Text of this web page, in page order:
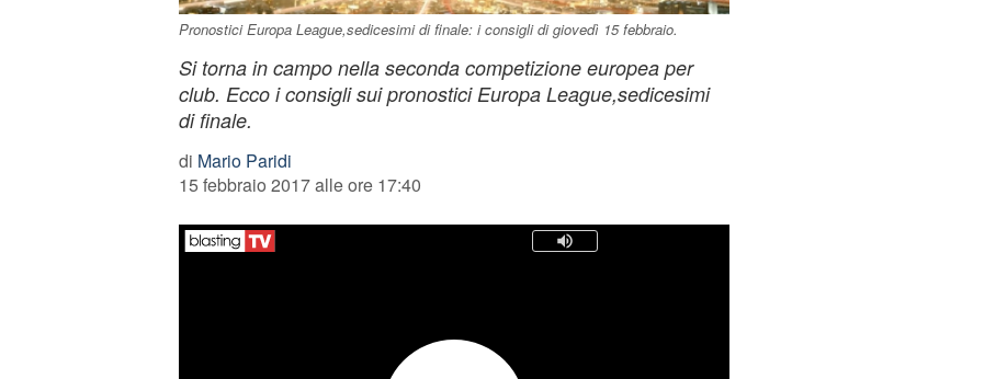
Pronostici Europa League,sedicesimi di finale: i consigli di giovedì 15 febbraio.
Si torna in campo nella seconda competizione europea per
club. Ecco i consigli sui pronostici Europa League,sedicesimi
di finale.
di Mario Paridi
15 febbraio 2017 alle ore 17:40